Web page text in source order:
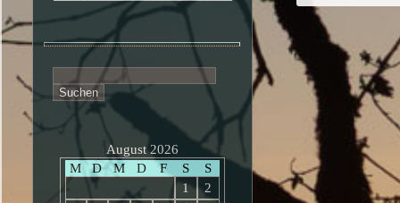
nach:
August 2026
M
D M D F S
S
1
2